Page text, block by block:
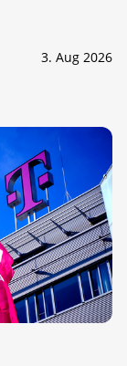
3. Aug 2026